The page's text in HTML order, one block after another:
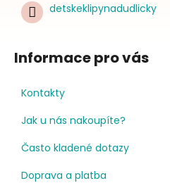
detskeklipynadudlicky
Informace pro vás
Kontakty
Jak u nás nakoupíte?
Často kladené dotazy
Doprava a platba